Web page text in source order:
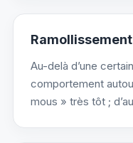
Au-delà d’une
comportement
mous » très tôt ;